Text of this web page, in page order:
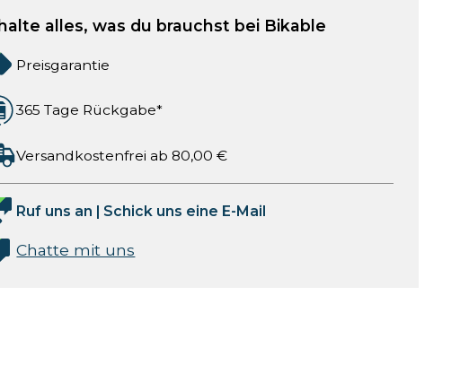
alles, was du brauchst bei Bikable
Preisgarantie
365 Tage Rückgabe*
Versandkostenfrei ab 80,00 €
Ruf uns an | Schick uns eine E-Mail
Chatte mit uns